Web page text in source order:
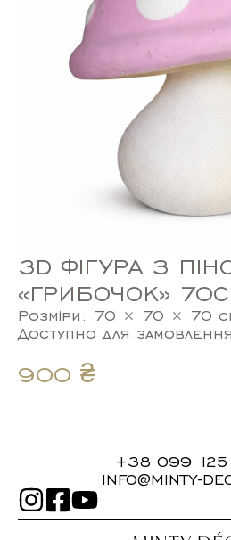
3D ФІГУРА З
«ГРИБОЧОК»
Розміри: 70 × 70 × 70
Доступно для
900 ₴
+38 099
INFO@MINTY-